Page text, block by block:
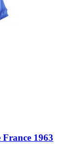
1963